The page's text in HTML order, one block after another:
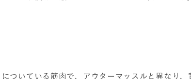
ついている筋肉で、アウターマッスルと異なり、